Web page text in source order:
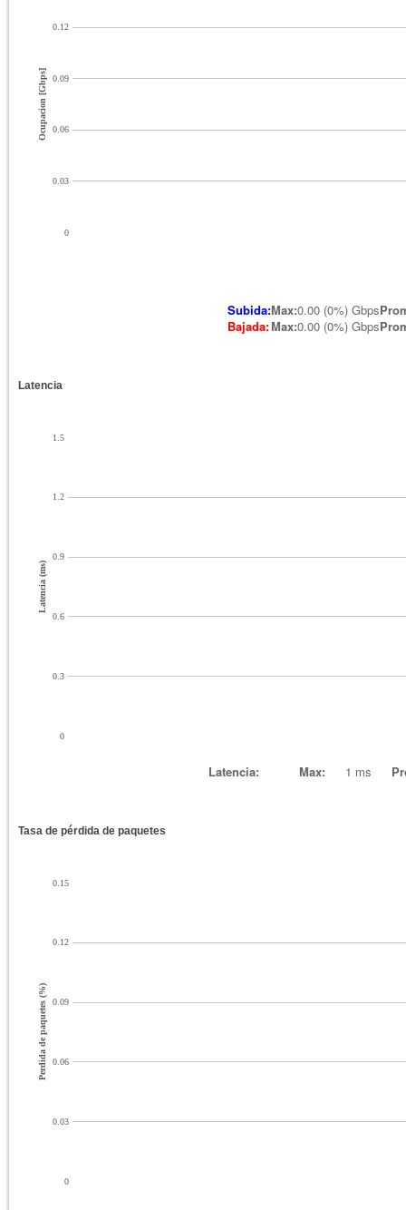
0
0.03
0.06
0.09
0.12
Ocupacion [Gbps]
Subida:Max:0.00 (0%) Gbps
Bajada:Max:0.00 (0%) Gbps
Latencia
0
0.3
0.6
0.9
1.2
1.5
Latencia (ms)
Latencia: Max: 1 ms
Tasa de pérdida de paquetes
0
0.03
0.06
0.09
0.12
0.15
Perdida de paquetes (%)